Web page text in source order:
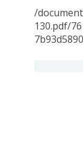
/
130.pdf/